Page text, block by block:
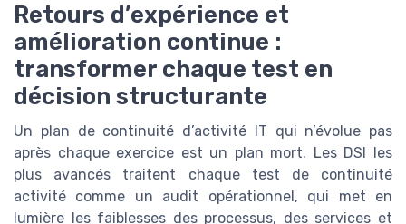
Retours d’expérience et
amélioration continue :
transformer chaque test en
décision structurante
Un plan de continuité d’activité IT qui n’évolue pas
après chaque exercice est un plan mort. Les DSI les
plus avancés traitent chaque test de continuité
activité comme un audit opérationnel, qui met en
lumière les faiblesses des processus, des services et